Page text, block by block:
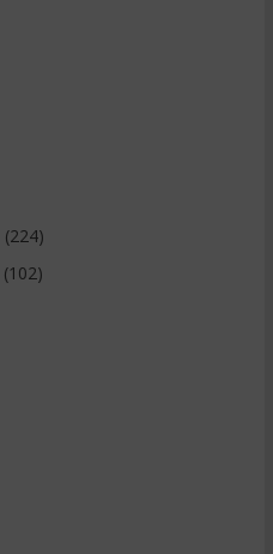
(224)
(102)